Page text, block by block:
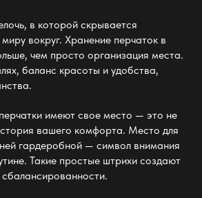
в которой скрывается
вокруг. Хранение перчаток в
чем просто организация места.
баланс красоты и удобства,
имеют свое место — это не
вашего комфорта. Место для
гардеробной — символ внимания
Такие простые штрихи создают